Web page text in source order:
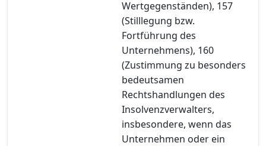
Wertgegenständen), 157
(Stilllegung bzw.
Fortführung des
Unternehmens), 160
(Zustimmung zu besonders
bedeutsamen
Rechtshandlungen des
Insolvenzverwalters,
insbesondere, wenn das
Unternehmen oder ein